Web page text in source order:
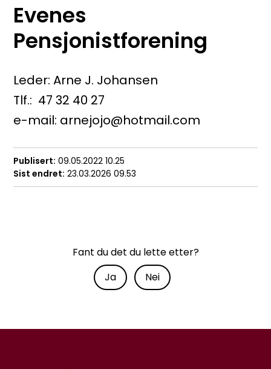
Evenes
Pensjonistforening
Leder: Arne J. Johansen
Tlf.: 47 32 40 27
e-mail: arnejojo@hotmail.com
Publisert 09.05.2022 10.25
Sist endret 23.03.2026 09.53
Fant du det du lette etter?
Ja
Nei